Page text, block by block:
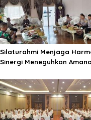
Silaturahmi Menjaga
Sinergi Meneguhkan